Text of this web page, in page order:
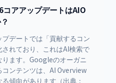
アアップデートはAIO
デートでは「貢献するコン
れており、これはAI検索で
ります。Googleのオーガニ
コンテンツは、AI Overview
傾向があります（出典：